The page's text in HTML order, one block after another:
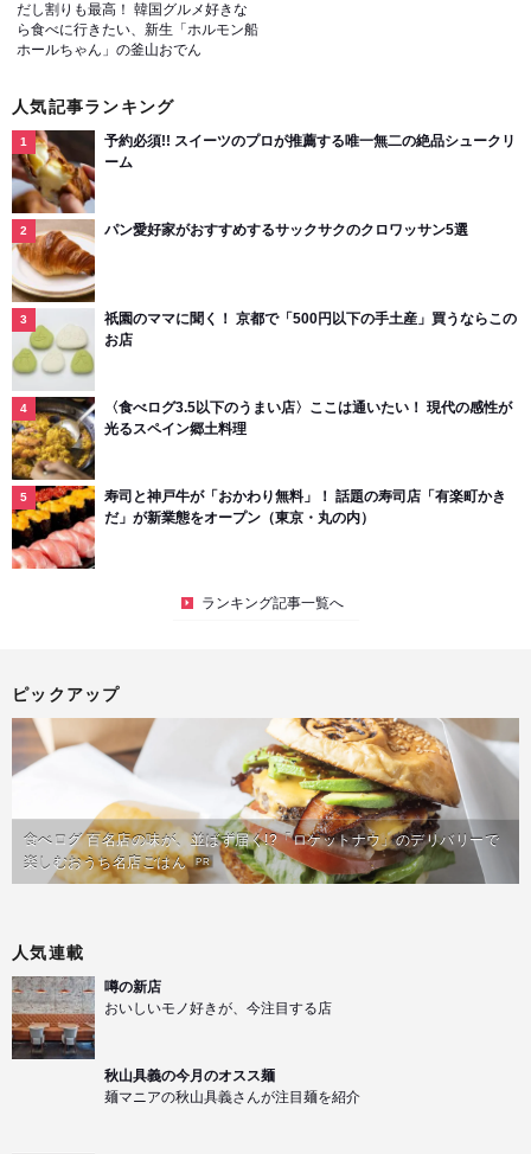
だし割りも最高！ 韓国グルメ好きな
ら食べに行きたい、新生「ホルモン船
ホールちゃん」の釜山おでん
人気記事ランキング
予約必須!! スイーツのプロが推薦する唯一無二の絶品シュークリ
ーム
パン愛好家がおすすめするサックサクのクロワッサン5選
祇園のママに聞く！ 京都で「500円以下の手土産」買うならこの
お店
〈食べログ3.5以下のうまい店〉ここは通いたい！ 現代の感性が
光るスペイン郷土料理
寿司と神戸牛が「おかわり無料」！ 話題の寿司店「有楽町かき
だ」が新業態をオープン（東京・丸の内）
ランキング記事一覧へ
ピックアップ
食べログ 百名店の味が、並ばず届く!?「ロケットナウ」のデリバリーで
楽しむおうち名店ごはん PR
人気連載
噂の新店
おいしいモノ好きが、今注目する店
秋山具義の今月のオスス麺
麺マニアの秋山具義さんが注目麺を紹介